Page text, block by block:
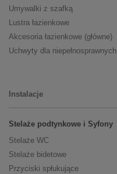
Umywalki z szafką
Lustra łazienkowe
Akcesoria łazienkowe (główne)
Uchwyty dla niepełnosprawnych
Instalacje
Stelaże podtynkowe i Syfony
Stelaże WC
Stelaże bidetowe
Przyciski spłukujące